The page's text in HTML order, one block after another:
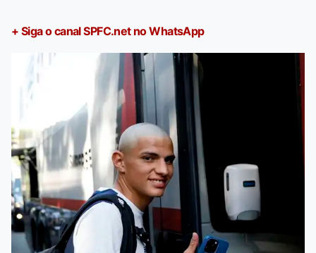
+ Siga o canal SPFC.net no WhatsApp